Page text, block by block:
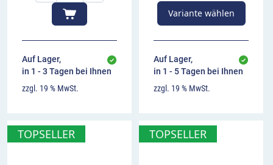
Auf Lager,
in 1 - 3 Tagen bei Ihnen
zzgl. 19 % MwSt.
Variante wählen
Auf Lager,
in 1 - 5 Tagen bei Ihnen
zzgl. 19 % MwSt.
TOPSELLER TOPSELLER